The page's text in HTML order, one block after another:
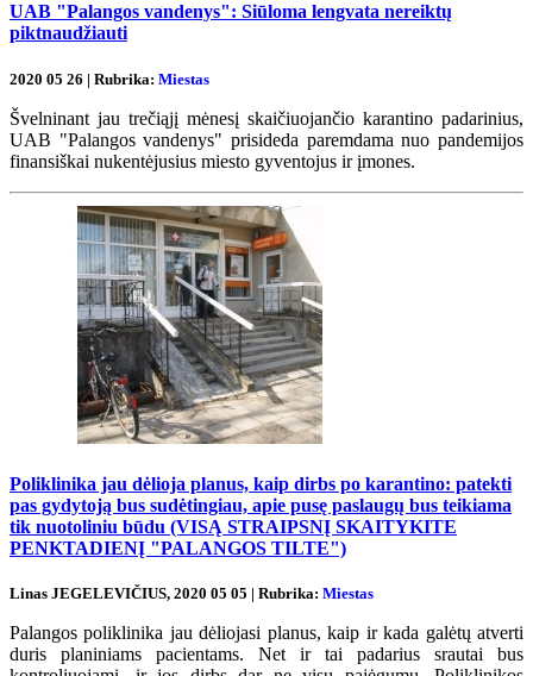
UAB "Palangos vandenys": Siūloma lengvata nereiktų
piktnaudžiauti
2020 05 26 | Rubrika: Miestas
Švelninant jau trečiąjį mėnesį skaičiuojančio karantino padarinius,
UAB "Palangos vandenys" prisideda paremdama nuo pandemijos
finansiškai nukentėjusius miesto gyventojus ir įmones.
Poliklinika jau dėlioja planus, kaip dirbs po karantino: patekti
pas gydytoją bus sudėtingiau, apie pusę paslaugų bus teikiama
tik nuotoliniu būdu (VISĄ STRAIPSNĮ SKAITYKITE
PENKTADIENĮ "PALANGOS TILTE")
Linas JEGELEVIČIUS, 2020 05 05 | Rubrika: Miestas
Palangos poliklinika jau dėliojasi planus, kaip ir kada galėtų atverti
duris planiniams pacientams. Net ir tai padarius srautai bus